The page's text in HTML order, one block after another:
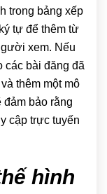
trong bảng xếp
tự để thêm từ
xem. Nếu
các bài đăng đã
thêm một mô
đảm bảo rằng
cập trực tuyến
hình